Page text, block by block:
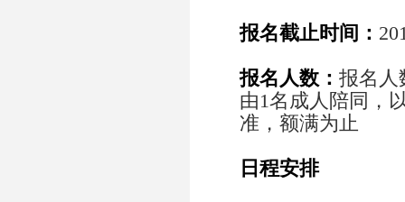
报名截止时间：
报名人数： 报名人
由1名成人陪同，
准，额满为止
日程安排